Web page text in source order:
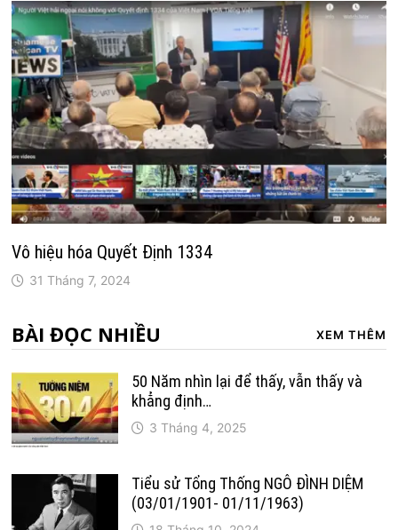
Vô hiệu hóa Quyết Định 1334
31 Tháng 7, 2024
BÀI ĐỌC NHIỀU XEM THÊM
50 Năm nhìn lại để thấy, vẫn thấy và
khẳng định…
3 Tháng 4, 2025
Tiểu sử Tổng Thống NGÔ ĐÌNH DIỆM
(03/01/1901- 01/11/1963)